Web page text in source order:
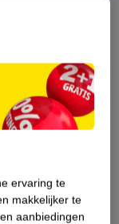
ervaring te
makkelijker te
aanbiedingen